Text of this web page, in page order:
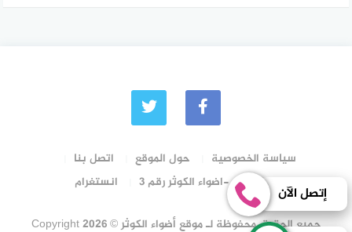
سياسة الخصوصية حول الموقع
اتصل بنا
رقم الترخيص -اضواء الكوثر رقم 3
انستغرام
جميع الحقوق محفوظة لـ موقع أضواء الكوثر © Copyright 2026
إتصل الآن